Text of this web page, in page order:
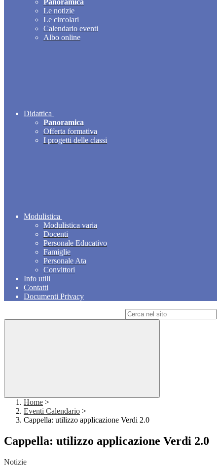
Panoramica
Le notizie
Le circolari
Calendario eventi
Albo online
Didattica
Panoramica
Offerta formativa
I progetti delle classi
Modulistica
Modulistica varia
Docenti
Personale Educativo
Famiglie
Personale Ata
Convittori
Info utili
Contatti
Documenti Privacy
Home >
Eventi Calendario >
Cappella: utilizzo applicazione Verdi 2.0
Cappella: utilizzo applicazione Verdi 2.0
Notizie